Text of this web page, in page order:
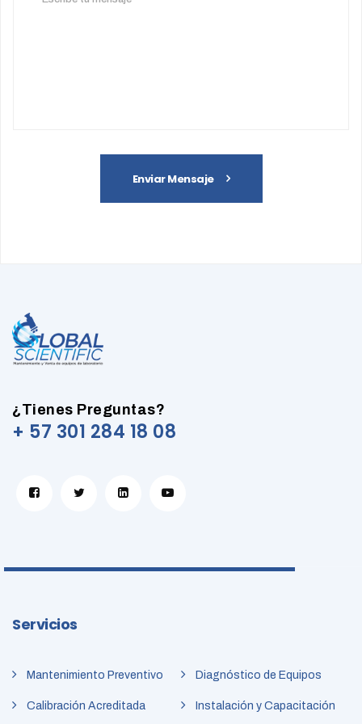
Enviar Mensaje
¿Tienes Preguntas?
+ 57 301 284 18 08
Servicios
Mantenimiento Preventivo Diagnóstico de Equipos
Calibración Acreditada Instalación y Capacitación